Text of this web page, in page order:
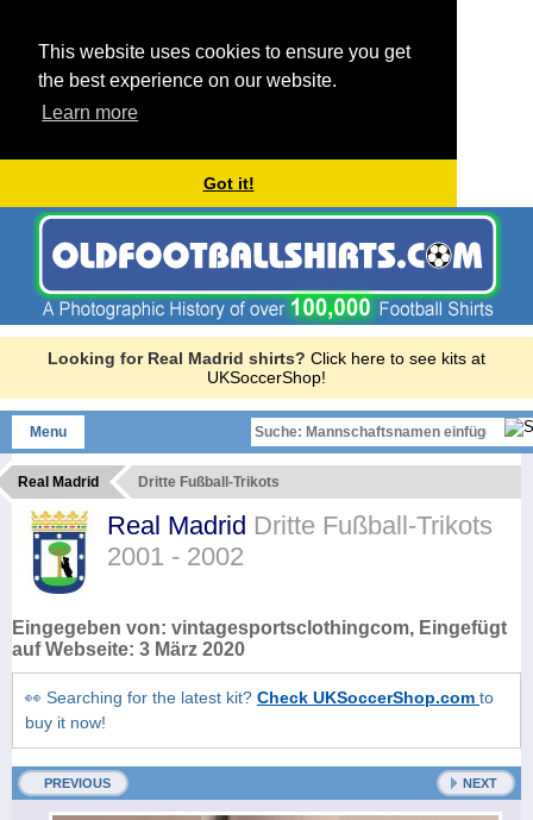
This website uses cookies to ensure you get
the best experience on our website.
Learn more
Got it!
Looking for Real Madrid shirts? Click here to see kits at
UKSoccerShop!
Menu
Real Madrid Dritte Fußball-Trikots
Real Madrid Dritte Fußball-Trikots
2001 - 2002
Eingegeben von: vintagesportsclothingcom, Eingefügt
auf Webseite: 3 März 2020
👀 Searching for the latest kit? Check UKSoccerShop.com to
buy it now!
PREVIOUS NEXT